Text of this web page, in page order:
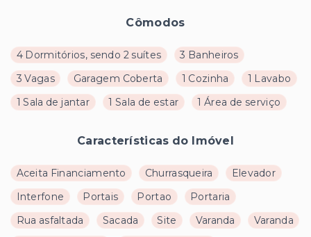
Cômodos
4 Dormitórios, sendo 2 suítes
3 Banheiros
3 Vagas
Garagem Coberta 1 Cozinha
1 Lavabo
1 Sala de jantar
1 Sala de estar 1 Área de serviço
Características do Imóvel
Aceita Financiamento Churrasqueira
Elevador
Interfone
Portais Portao
Portaria
Rua asfaltada
Sacada Site Varanda
Varanda